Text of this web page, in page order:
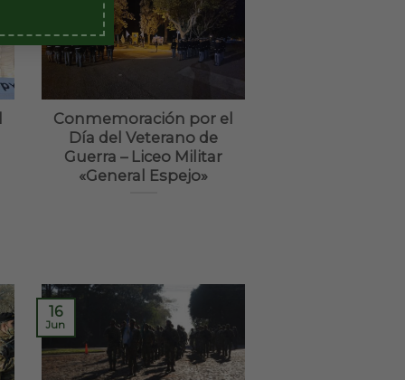
Conmemoración por el
Día del Veterano de
Guerra – Liceo Militar
«General Espejo»
16
Jun